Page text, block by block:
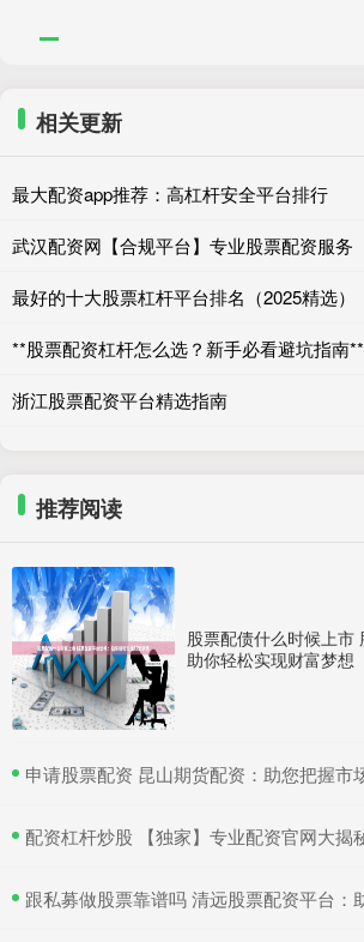
相关更新
最大配资app推荐：高杠杆安全平台排行
武汉配资网【合规平台】专业股票配资服务
最好的十大股票杠杆平台排名（2025精选）
**股票配资杠杆怎么选？新手必看避坑指南**
浙江股票配资平台精选指南
推荐阅读
股票配债什么时候上市
助你轻松实现财富梦想
申请股票配资 昆山期货配资：助您把握市场
配资杠杆炒股 【独家】专业配资官网大揭
跟私募做股票靠谱吗 清远股票配资平台：助力